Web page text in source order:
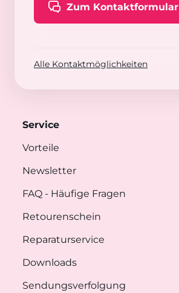
Zum Kontaktformular
Alle Kontaktmöglichkeiten
Service
Vorteile
Newsletter
FAQ - Häufige Fragen
Retourenschein
Reparaturservice
Downloads
Sendungsverfolgung